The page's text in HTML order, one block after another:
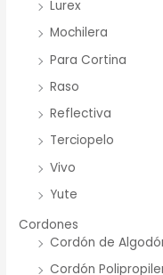
Lurex
Mochilera
Para Cortina
Raso
Reflectiva
Terciopelo
Vivo
Yute
Cordones
Cordón de
Cordón